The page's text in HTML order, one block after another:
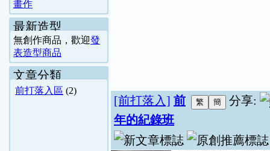
畫作
最新造型
無創作商品，歡迎發
表造型商品
文章分類
前打落入區 (2)
分享:
[前打落入] 前
年的紀錄班